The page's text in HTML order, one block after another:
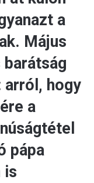
a
Május
arról, hogy
a
pápa
is